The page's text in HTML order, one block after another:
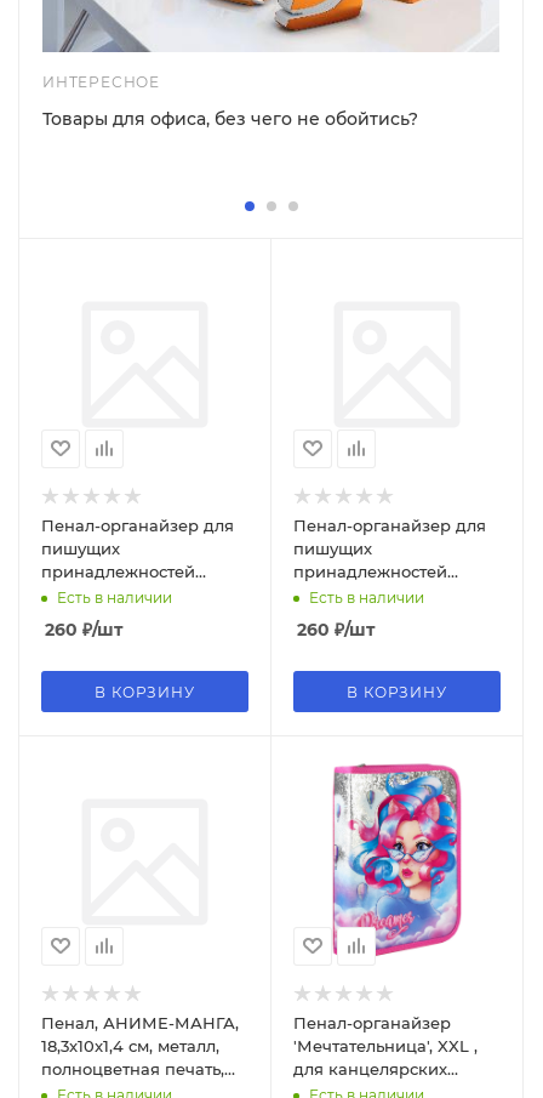
ИНТЕРЕСНОЕ
Товары для офиса, без чего не обойтись?
Пенал-органайзер для
пишущих
принадлежностей
РАЛЛИ, 23,5x17,5x2 см,
металл, 66253
Есть в наличии
260 ₽/шт
В КОРЗИНУ
Пенал-органайзер для
пишущих
принадлежностей
РОБО, 23,5x17,5x2 см,
металл, 66254
Есть в наличии
260 ₽/шт
В КОРЗИНУ
Пенал, АНИМЕ-МАНГА,
18,3x10x1,4 см, металл,
полноцветная печать,
без наполнения, 65752
Пенал-органайзер
'Мечтательница', XXL ,
для канцелярских
принадлежностей, 63175